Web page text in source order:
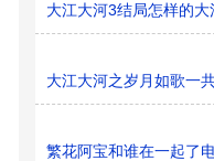
大江大河3结局怎样的大
大江大河之岁月如歌一
繁花阿宝和谁在一起了